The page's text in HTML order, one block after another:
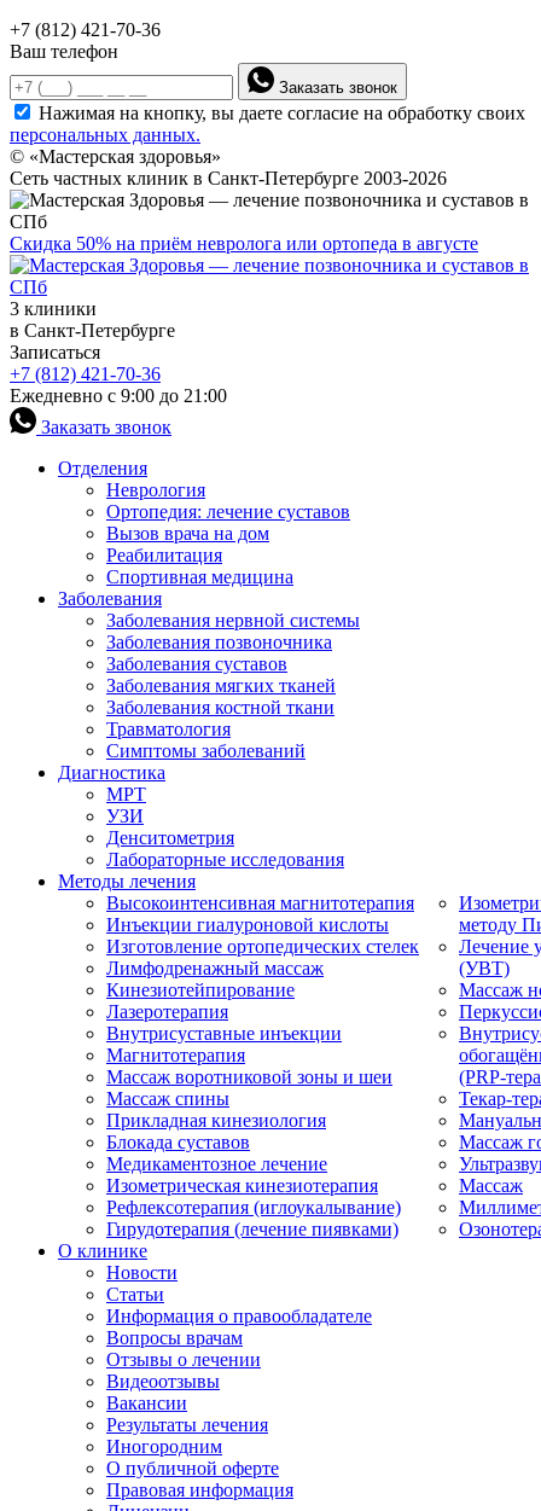
+7 (812) 421-70-36
Ваш телефон
Заказать звонок
Нажимая на кнопку, вы даете согласие на обработку своих
персональных данных.
© «Мастерская здоровья»
Сеть частных клиник в Санкт-Петербурге 2003-2026
Скидка 50% на приём невролога или ортопеда в августе
3 клиники
в Санкт-Петербурге
Записаться
+7 (812) 421-70-36
Ежедневно с 9:00 до 21:00
Заказать звонок
Отделения
Неврология
Ортопедия: лечение суставов
Вызов врача на дом
Реабилитация
Спортивная медицина
Заболевания
Заболевания нервной системы
Заболевания позвоночника
Заболевания суставов
Заболевания мягких тканей
Заболевания костной ткани
Травматология
Симптомы заболеваний
Диагностика
МРТ
УЗИ
Денситометрия
Лабораторные исследования
Методы лечения
Высокоинтенсивная магнитотерапия
Инъекции гиалуроновой кислоты
Изготовление ортопедических стелек
Лимфодренажный массаж
Кинезиотейпирование
Лазеротерапия
Внутрисуставные инъекции
Магнитотерапия
Массаж воротниковой зоны и шеи
Массаж спины
Прикладная кинезиология
Блокада суставов
Медикаментозное лечение
Изометрическая кинезиотерапия
Рефлексотерапия (иглоукалывание)
Гирудотерапия (лечение пиявками)
методу
Лечение
(УВТ)
Массаж
(PRP-
Текар-
Массаж
Массаж
О клинике
Новости
Статьи
Информация о правообладателе
Вопросы врачам
Отзывы о лечении
Видеоотзывы
Вакансии
Результаты лечения
Иногородним
О публичной оферте
Правовая информация